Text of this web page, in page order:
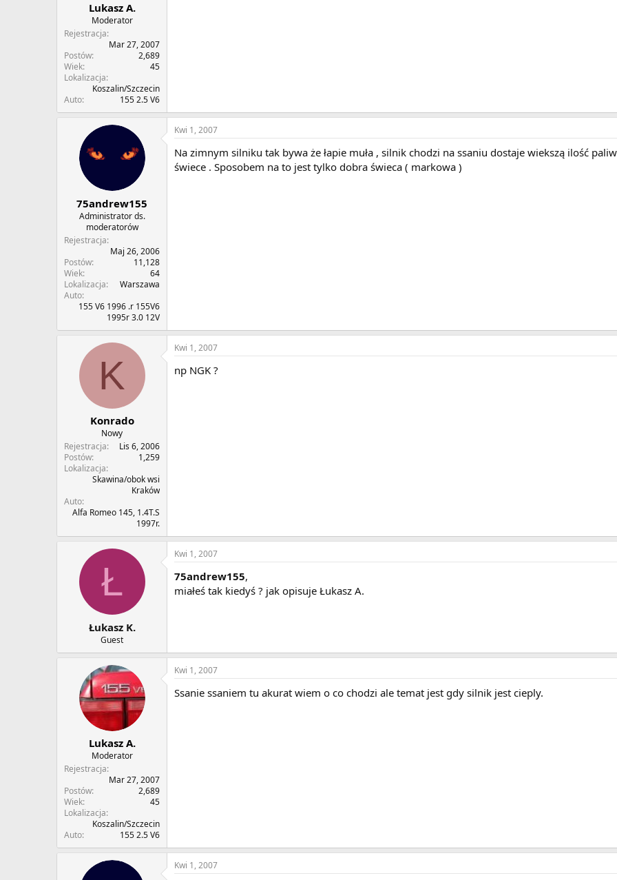
Lukasz A.
Moderator
Rejestracja
Mar 27, 2007
Postów
2,689
Wiek
45
Lokalizacja
Koszalin/Szczecin
Auto
155 2.5 V6
75andrew155
Administrator ds.
moderatorów
Rejestracja
Maj 26, 2006
Postów
11,128
Wiek
64
Lokalizacja
Warszawa
Auto
155 V6 1996 .r 155V6
1995r 3.0 12V
Kwi 1, 2007
Na zimnym silniku tak bywa że łapie muła , silnik chodzi na ssaniu dostaje wiekszą ilość
świece . Sposobem na to jest tylko dobra świeca ( markowa )
K
Konrado
Nowy
Rejestracja
Lis 6, 2006
Postów
1,259
Lokalizacja
Skawina/obok wsi
Kraków
Auto
Alfa Romeo 145, 1.4T.S
1997r.
Kwi 1, 2007
np NGK ?
Ł
Łukasz K.
Guest
Kwi 1, 2007
75andrew155,
miałeś tak kiedyś ? jak opisuje Łukasz A.
Lukasz A.
Moderator
Rejestracja
Mar 27, 2007
Postów
2,689
Wiek
45
Lokalizacja
Koszalin/Szczecin
Auto
155 2.5 V6
Kwi 1, 2007
Ssanie ssaniem tu akurat wiem o co chodzi ale temat jest gdy silnik jest cieply.
Kwi 1, 2007